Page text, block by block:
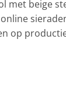
met beige
op